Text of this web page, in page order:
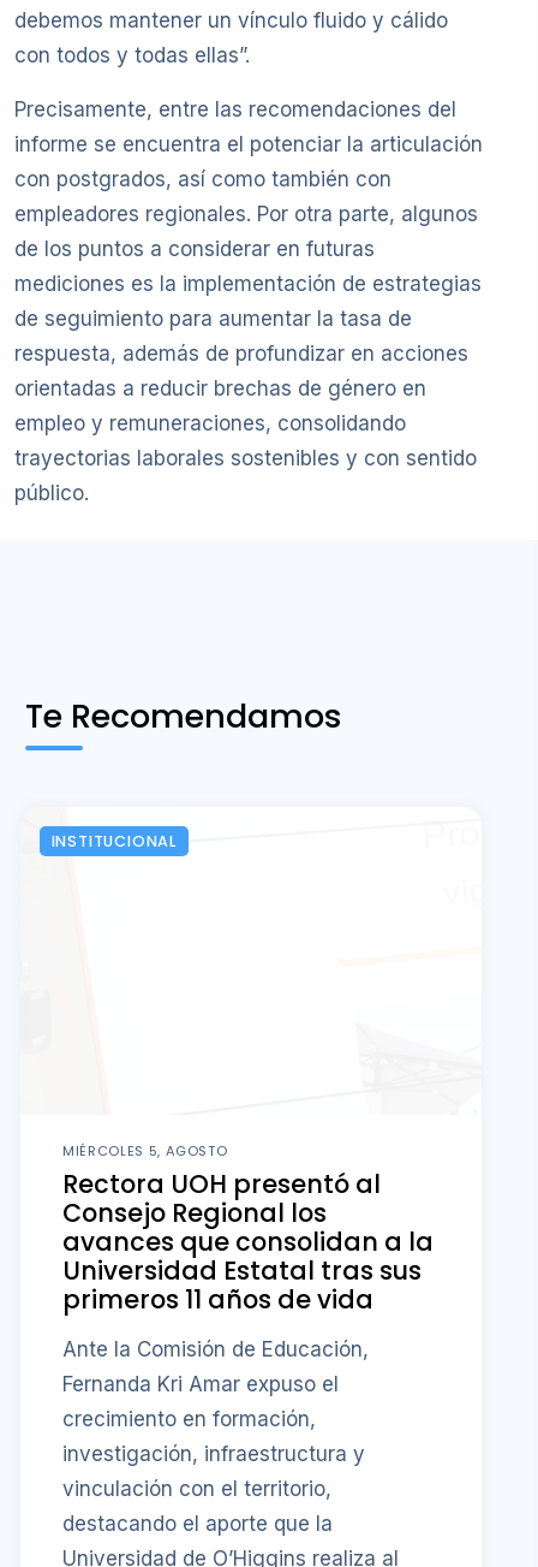
debemos mantener un vínculo fluido y cálido
con todos y todas ellas”.
Precisamente, entre las recomendaciones del
informe se encuentra el potenciar la articulación
con postgrados, así como también con
empleadores regionales. Por otra parte, algunos
de los puntos a considerar en futuras
mediciones es la implementación de estrategias
de seguimiento para aumentar la tasa de
respuesta, además de profundizar en acciones
orientadas a reducir brechas de género en
empleo y remuneraciones, consolidando
trayectorias laborales sostenibles y con sentido
público.
Te Recomendamos
INSTITUCIONAL
MIÉRCOLES 5, AGOSTO
Rectora UOH presentó al
Consejo Regional los
avances que consolidan a la
Universidad Estatal tras sus
primeros 11 años de vida
Ante la Comisión de Educación,
Fernanda Kri Amar expuso el
crecimiento en formación,
investigación, infraestructura y
vinculación con el territorio,
destacando el aporte que la
Universidad de O’Higgins realiza al